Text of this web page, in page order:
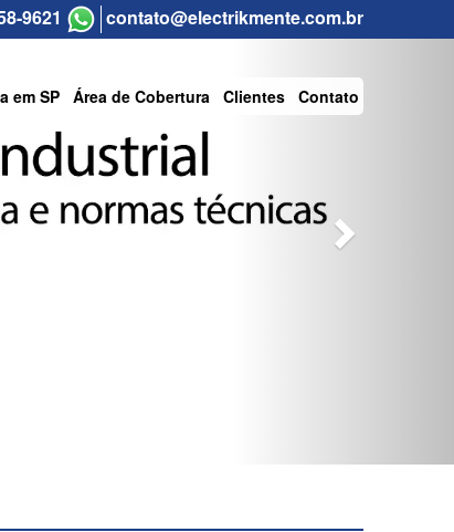
9621 contato@electrikmente.com.br
em SP Área de Cobertura Clientes Contato
Next